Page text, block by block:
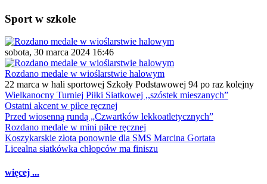
Sport w szkole
sobota, 30 marca 2024 16:46
Rozdano medale w wioślarstwie halowym
22 marca w hali sportowej Szkoły Podstawowej 94 po raz kolejny
Wielkanocny Turniej Piłki Siatkowej ,,szóstek mieszanych”
Ostatni akcent w piłce ręcznej
Przed wiosenną rundą „Czwartków lekkoatletycznych”
Rozdano medale w mini piłce ręcznej
Koszykarskie złota ponownie dla SMS Marcina Gortata
Licealna siatkówka chłopców ma finiszu
więcej ...